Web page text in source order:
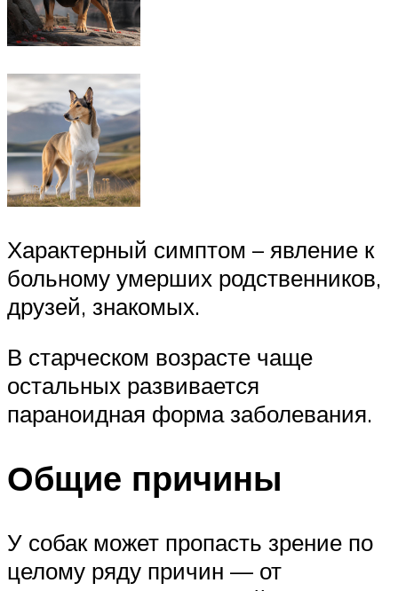
Характерный симптом – явление к
больному умерших родственников,
друзей, знакомых.
В старческом возрасте чаще
остальных развивается
параноидная форма заболевания.
Общие причины
У собак может пропасть зрение по
целому ряду причин — от